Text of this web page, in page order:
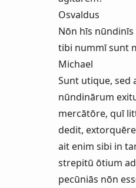
Osvaldus
Nōn hīs
tibi nummī sunt
Michael
Sunt utique, sed
nūndinārum
mercātōre, quī
dedit,
ait enim sibi in
strepitū ōtium
pecūniās nōn